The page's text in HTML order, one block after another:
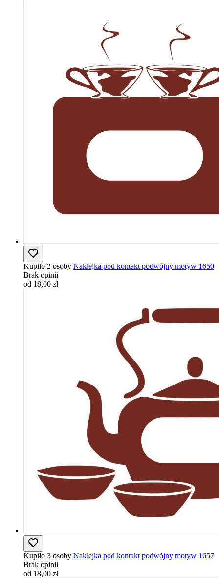
Kupiło 2 osoby Naklejka pod kontakt podwójny motyw 1650
Brak opinii
od 18,00 zł
Kupiło 3 osoby Naklejka pod kontakt podwójny motyw 1657
Brak opinii
od 18,00 zł